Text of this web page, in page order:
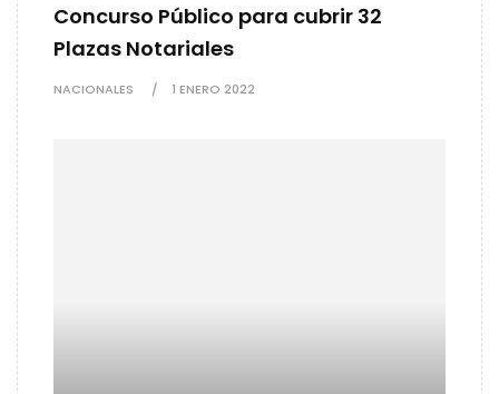
Concurso Público para cubrir 32
Plazas Notariales
NACIONALES 1 ENERO 2022